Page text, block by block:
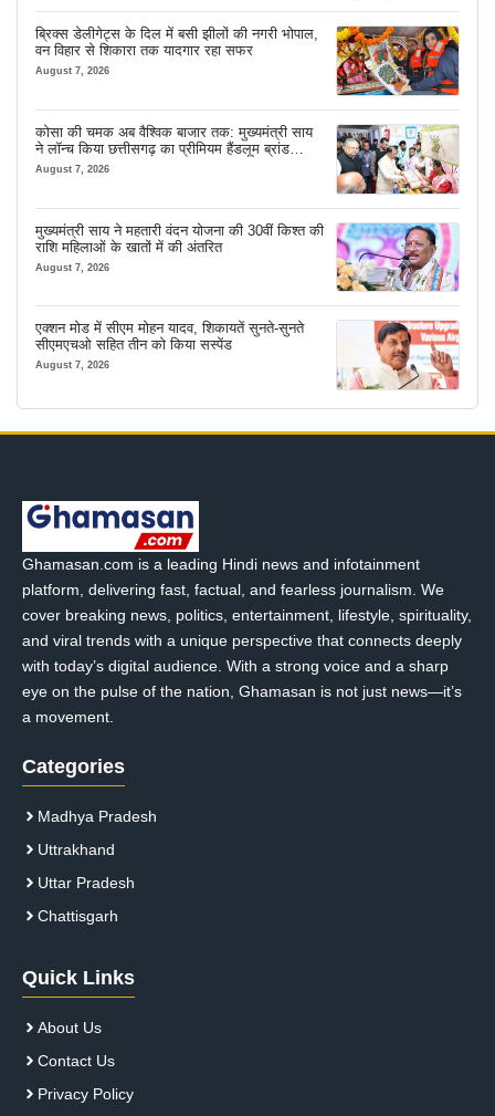
ब्रिक्स डेलीगेट्स के दिल में बसी झीलों की नगरी भोपाल,
वन विहार से शिकारा तक यादगार रहा सफर
August 7, 2026
कोसा की चमक अब वैश्विक बाजार तक: मुख्यमंत्री साय
ने लॉन्च किया छत्तीसगढ़ का प्रीमियम हैंडलूम ब्रांड
‘कोशल फैब’
August 7, 2026
मुख्यमंत्री साय ने महतारी वंदन योजना की 30वीं किश्त की
राशि महिलाओं के खातों में की अंतरित
August 7, 2026
एक्शन मोड में सीएम मोहन यादव, शिकायतें सुनते-सुनते
सीएमएचओ सहित तीन को किया सस्पेंड
August 7, 2026
Ghamasan.com is a leading Hindi news and infotainment
platform, delivering fast, factual, and fearless journalism. We
cover breaking news, politics, entertainment, lifestyle, spirituality,
and viral trends with a unique perspective that connects deeply
with today’s digital audience. With a strong voice and a sharp
eye on the pulse of the nation, Ghamasan is not just news—it’s
a movement.
Categories
Madhya Pradesh
Uttrakhand
Uttar Pradesh
Chattisgarh
Quick Links
About Us
Contact Us
Privacy Policy